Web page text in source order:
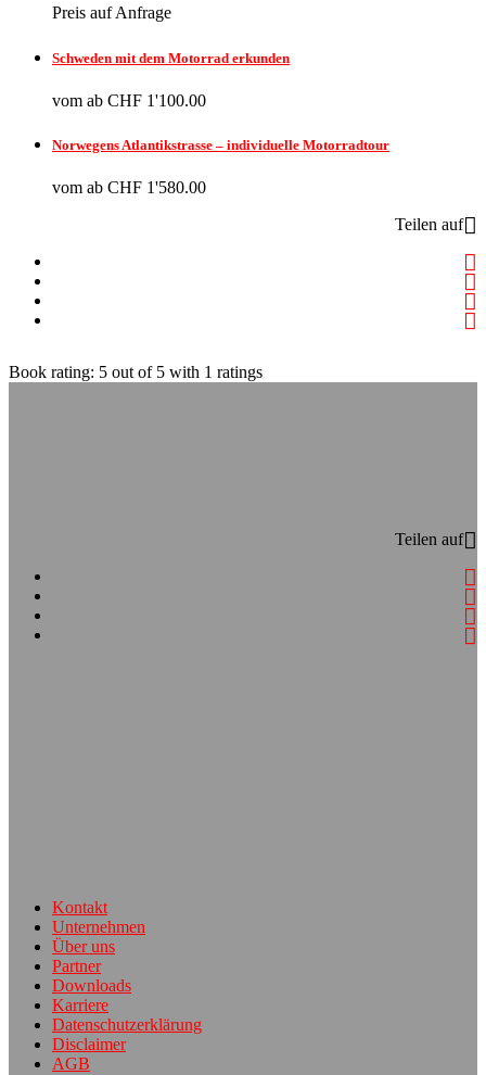
Preis auf Anfrage
Schweden mit dem Motorrad erkunden
vom ab CHF 1'100.00
Norwegens Atlantikstrasse – individuelle Motorradtour
vom ab CHF 1'580.00
Teilen auf
Book rating: 5 out of 5 with 1 ratings
Teilen auf
Kontakt
Unternehmen
Über uns
Partner
Downloads
Karriere
Datenschutzerklärung
Disclaimer
AGB